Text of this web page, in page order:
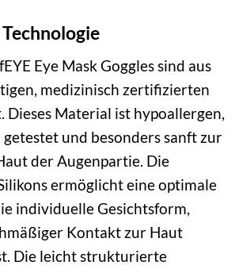
Eye Mask Goggles sind aus
medizinisch zertifizierten
Dieses Material ist hypoallergen,
und besonders sanft zur
der Augenpartie. Die
ermöglicht eine optimale
individuelle Gesichtsform,
Kontakt zur Haut
Die leicht strukturierte